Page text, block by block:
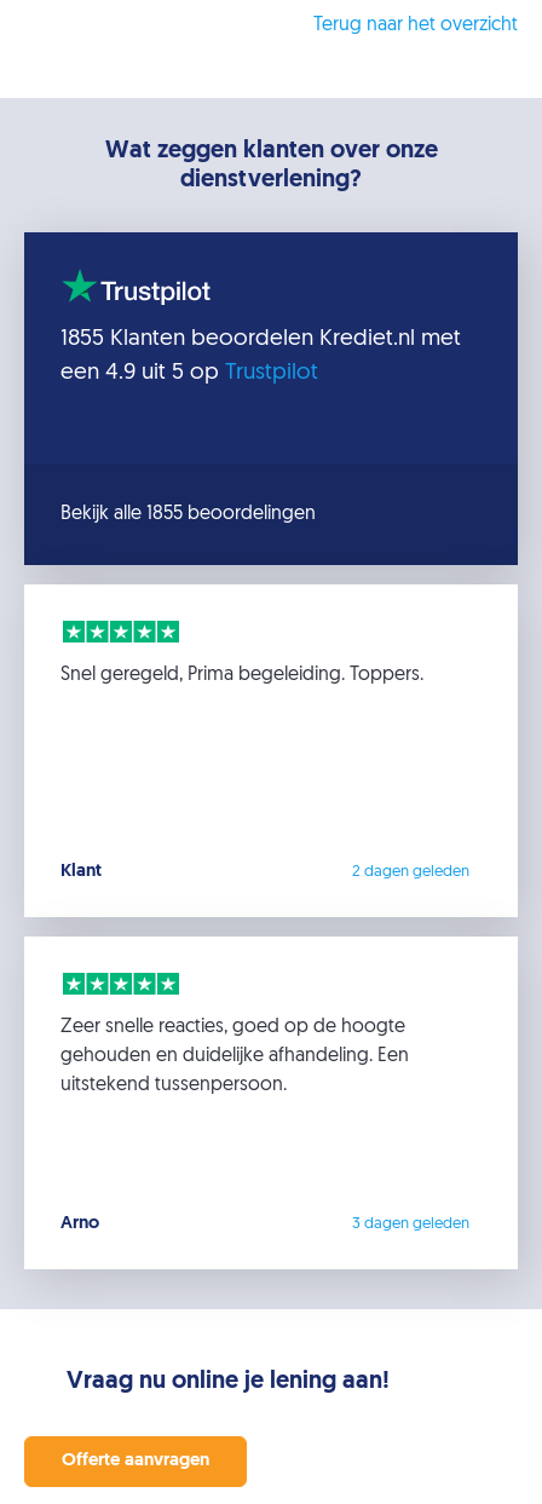
Terug naar het overzicht
Wat zeggen klanten over onze
dienstverlening?
1855 Klanten beoordelen Krediet.nl met
een 4.9 uit 5 op Trustpilot
Bekijk alle 1855 beoordelingen
Snel geregeld, Prima begeleiding. Toppers.
Klant 2 dagen geleden
Zeer snelle reacties, goed op de hoogte
gehouden en duidelijke afhandeling. Een
uitstekend tussenpersoon.
Arno 3 dagen geleden
Vraag nu online je lening aan!
Offerte aanvragen